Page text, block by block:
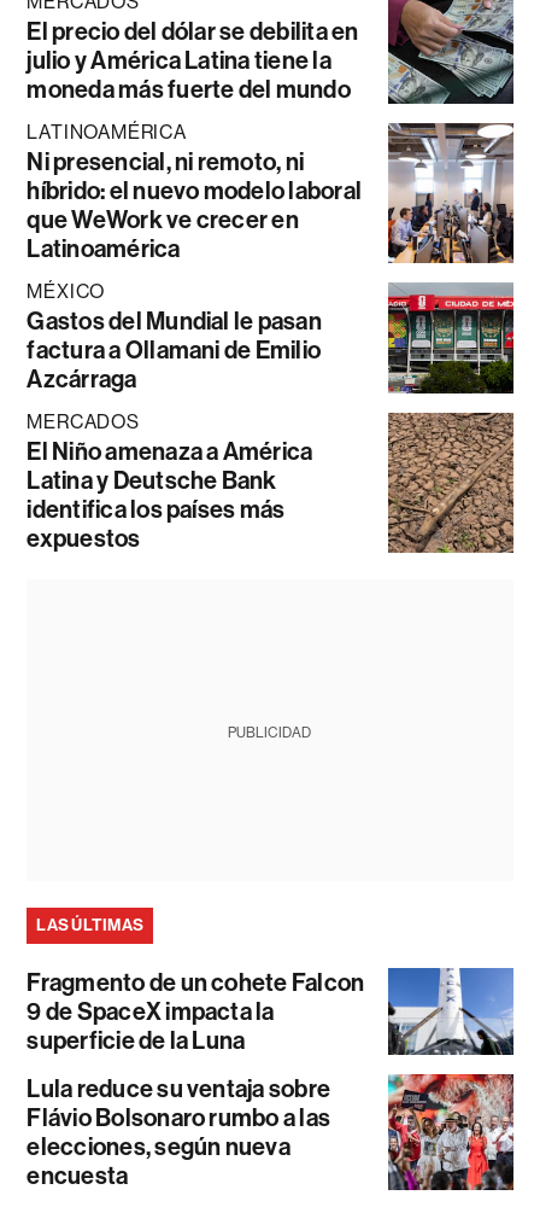
El precio del dólar se debilita en
julio y América Latina tiene la
moneda más fuerte del mundo
LATINOAMÉRICA
Ni presencial, ni remoto, ni
híbrido: el nuevo modelo laboral
que WeWork ve crecer en
Latinoamérica
MÉXICO
Gastos del Mundial le pasan
factura a Ollamani de Emilio
Azcárraga
MERCADOS
El Niño amenaza a América
Latina y Deutsche Bank
identifica los países más
expuestos
PUBLICIDAD
LAS ÚLTIMAS
Fragmento de un cohete Falcon
9 de SpaceX impacta la
superficie de la Luna
Lula reduce su ventaja sobre
Flávio Bolsonaro rumbo a las
elecciones, según nueva
encuesta